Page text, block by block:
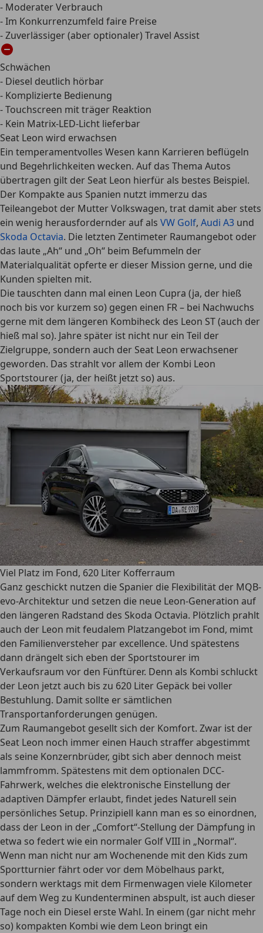
- Moderater Verbrauch
- Im Konkurrenzumfeld faire Preise
- Zuverlässiger (aber optionaler) Travel Assist
Schwächen
- Diesel deutlich hörbar
- Komplizierte Bedienung
- Touchscreen mit träger Reaktion
- Kein Matrix-LED-Licht lieferbar
Seat Leon wird erwachsen
Ein temperamentvolles Wesen kann Karrieren beflügeln
und Begehrlichkeiten wecken. Auf das Thema Autos
übertragen gilt der Seat Leon hierfür als bestes Beispiel.
Der Kompakte aus Spanien nutzt immerzu das
Teileangebot der Mutter Volkswagen, trat damit aber stets
ein wenig herausfordernder auf als VW Golf, Audi A3 und
Skoda Octavia. Die letzten Zentimeter Raumangebot oder
das laute „Ah“ und „Oh“ beim Befummeln der
Materialqualität opferte er dieser Mission gerne, und die
Kunden spielten mit.
Die tauschten dann mal einen Leon Cupra (ja, der hieß
noch bis vor kurzem so) gegen einen FR – bei Nachwuchs
gerne mit dem längeren Kombiheck des Leon ST (auch der
hieß mal so). Jahre später ist nicht nur ein Teil der
Zielgruppe, sondern auch der Seat Leon erwachsener
geworden. Das strahlt vor allem der Kombi Leon
Sportstourer (ja, der heißt jetzt so) aus.
Viel Platz im Fond, 620 Liter Kofferraum
Ganz geschickt nutzen die Spanier die Flexibilität der MQB-
evo-Architektur und setzen die neue Leon-Generation auf
den längeren Radstand des Skoda Octavia. Plötzlich prahlt
auch der Leon mit feudalem Platzangebot im Fond, mimt
den Familienversteher par excellence. Und spätestens
dann drängelt sich eben der Sportstourer im
Verkaufsraum vor den Fünftürer. Denn als Kombi schluckt
der Leon jetzt auch bis zu 620 Liter Gepäck bei voller
Bestuhlung. Damit sollte er sämtlichen
Transportanforderungen genügen.
Zum Raumangebot gesellt sich der Komfort. Zwar ist der
Seat Leon noch immer einen Hauch straffer abgestimmt
als seine Konzernbrüder, gibt sich aber dennoch meist
lammfromm. Spätestens mit dem optionalen DCC-
Fahrwerk, welches die elektronische Einstellung der
adaptiven Dämpfer erlaubt, findet jedes Naturell sein
persönliches Setup. Prinzipiell kann man es so einordnen,
dass der Leon in der „Comfort“-Stellung der Dämpfung in
etwa so federt wie ein normaler Golf VIII in „Normal“.
Wenn man nicht nur am Wochenende mit den Kids zum
Sportturnier fährt oder vor dem Möbelhaus parkt,
sondern werktags mit dem Firmenwagen viele Kilometer
auf dem Weg zu Kundenterminen abspult, ist auch dieser
Tage noch ein Diesel erste Wahl. In einem (gar nicht mehr
so) kompakten Kombi wie dem Leon bringt ein